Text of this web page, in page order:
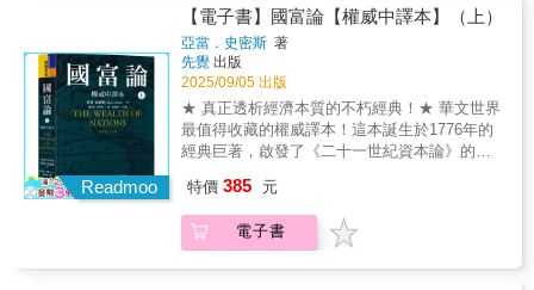
的模型玩具在發售當天，就被一些對作品毫無
愛意的轉賣仔，當作金融商品掃貨、囤貨，甚
至炒作，製造人為稀缺，實在是很心痛。如果
你還不瞭解轉賣仔的生態，或者這個現象造成
的問題，身為一名喜歡動畫文化、有在收集玩
具的玩家，真心希望讀者能藉由《轉賣的地下
經濟》這本書深入了解轉賣行為背後的運作內
下扮演的角色，能更準確判斷局勢，知道該合
作互惠，還是競爭勝出。 2. 高品質決策情緒跟
理智機制實際上是共同運作、互相支持。許多
時候靠情緒或直覺做出的決定，不但比嚴謹分
析後所做的決定，來得更有效率、品質更好。
3. 提高勝算情緒並不是人類在漫長原始的演化
過程中，所遺留下來的退化遺跡，而是一項有
效、精巧的工具，能夠與理性面平衡互補。最
終擁有優勢的不是僅靠理性運作的人，而是感
指標》由韓國人氣財經作家／財經部落客HIM
撰寫，透過最貼近一般投資人需求的方式，教
讀者理解指標、掌握經濟脈動、預測行情。擺
脫艱澀的公式與數字，以平易近人的文字與生
動的範例，讓沒有經濟背景、金融知識的讀者
也能輕鬆理解，進而掌握這項好用的判讀工
具。 內容包括：■想掌握一國經濟和中長期投
內生產毛額）是衡量國家經濟規模最重要的指
標， GDP成長率高，表示經濟在擴張、企業營
收通常也會變好，投資氣氛自然正面。■想預判
酒會效應）如果想談成一筆生意，切記在會談
結束前聊些炒熱氣氛的話題。──代表性捷思法
（峰終定律）「撐過這一關的可能性渺
茫……」（令人沮喪） VS.「撐過這一關的可
能性不是零！」（還有希望）換一種說法，感
受大大不同！──定錨捷思法（框架效應）。想
要理解人們為什麼會有這些非理性的行為，其
最佳工具就是「行為經濟學」！行為經濟學是
一門應用於各種不同場合的學問，建構於消費
的，身為消費者，我們每天都在接觸行為經濟
學；日常生活就是連續不斷地做決定。因此，
意識到自己可能做出不理性的判斷，熟知該如
Readmoo
【電子書】國富論【權威中譯本】（上）
亞當．史密斯 著
先覺 出版
2025/09/05 出版
★ 真正透析經濟本質的不朽經典！★ 華文世界
最值得收藏的權威譯本！這本誕生於1776年的
經典巨著，啟發了《二十一世紀資本論》的誕
性、揭露國家與市場互動關係的深刻著作！川
普該補補亞當．史密斯的課了！市場不是只靠
貪婪驅動，更要仰賴信任。──《金融時報》這
特價 385 元
電子書